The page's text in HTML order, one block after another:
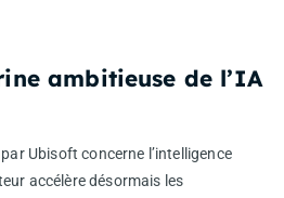
ambitieuse de l’IA
Ubisoft concerne l’intelligence
accélère désormais les